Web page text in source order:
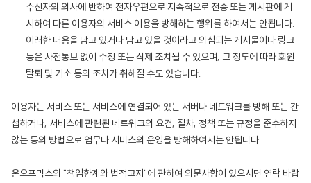
수신자의 의사에 반하여 전자우편으로 지속적으로 전송 또는 게시판에 게
시하여 다른 이용자의 서비스 이용을 방해하는 행위를 하여서는 안됩니다.
이러한 내용을 담고 있거나 담고 있을 것이라고 의심되는 게시물이나 링크
등은 사전통보 없이 수정 또는 삭제 조치될 수 있으며, 그 정도에 따라 회원
탈퇴 및 기소 등의 조치가 취해질 수도 있습니다.
이용자는 서비스 또는 서비스에 연결되어 있는 서버나 네트워크를 방해 또는 간
섭하거나, 서비스에 관련된 네트워크의 요건, 절차, 정책 또는 규정을 준수하지
않는 등의 방법으로 업무나 서비스의 운영을 방해하여서는 안됩니다.
온오프믹스의 "책임한계와 법적고지"에 관하여 의문사항이 있으시면 연락 바랍